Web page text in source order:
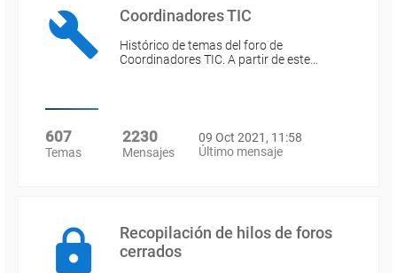
Coordinadores TIC
Histórico de temas del foro de
Coordinadores TIC. A partir de este…
607
Temas
2230
Mensajes
09 Oct 2021, 11:58
Último mensaje
Recopilación de hilos de foros
cerrados